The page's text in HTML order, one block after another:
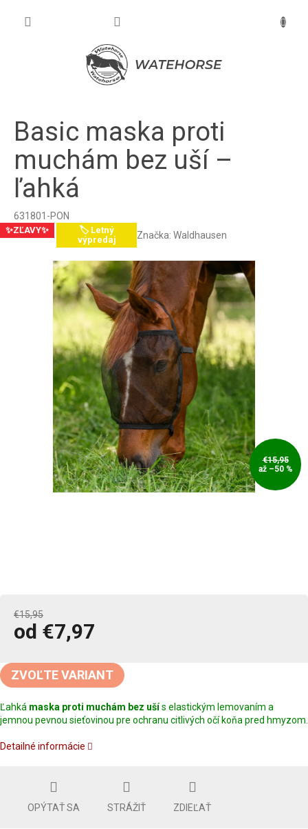
Basic maska proti
muchám bez uší –
ľahká
631801-PON
✨ZĽAVY✨
🏷️ Letný
výpredaj
Značka: Waldhausen
€15,95
až –50 %
€15,95
od €7,97
cena:
ZVOĽTE VARIANT
Ľahká maska proti muchám bez ušís elastickým lemovaním a
jemnou pevnou sieťovinou pre ochranu citlivých očí koňa pred hmyzom.
Detailné informácie
OPÝTAŤ SA STRÁŽIŤ ZDIEĽAŤ